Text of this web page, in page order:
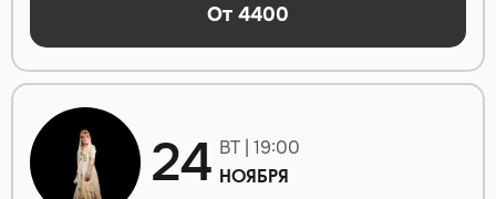
От 4400
24 ВТ | 19:00
НОЯБРЯ